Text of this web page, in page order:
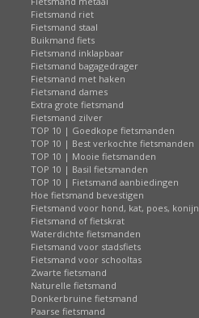
Fietsmand riet
Fietsmand staal
Buikmand fiets
Fietsmand inklapbaar
Fietsmand bagagedrager
Fietsmand met haken
Fietsmand dames
Extra grote fietsmand
Fietsmand zilver
TOP 10 | Goedkope fietsmanden
TOP 10 | Best verkochte fietsmanden
TOP 10 | Mooie fietsmanden
TOP 10 | Basil fietsmanden
TOP 10 | Fietsmand aanbiedingen
Hoe fietsmand bevestigen
Fietsmand voor hond, kat, poes, konijn
Fietsmand of fietskrat
Waterdichte fietsmanden
Fietsmand voor stadsfiets
Fietsmand voor schooltas
Zwarte fietsmand
Naturelle fietsmand
Donkerbruine fietsmand
Paarse fietsmand